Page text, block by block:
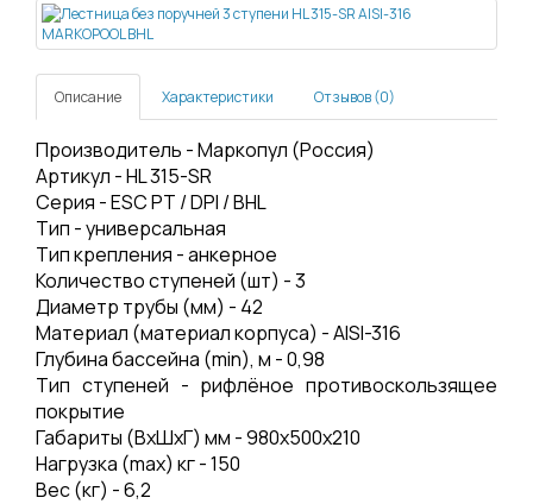
Описание Характеристики Отзывов (0)
Производитель - Маркопул (Россия)
Артикул - HL 315-SR
Серия - ESC PT / DPI / BHL
Тип - универсальная
Тип крепления - анкерное
Количество ступеней (шт) - 3
Диаметр трубы (мм) - 42
Материал (материал корпуса) - AISI-316
Глубина бассейна (min), м - 0,98
Тип ступеней - рифлёное противоскользящее
покрытие
Габариты (ВхШхГ) мм - 980х500х210
Нагрузка (mах) кг - 150
Вес (кг) - 6,2